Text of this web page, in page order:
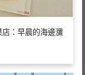
店：早晨的海邊瀰